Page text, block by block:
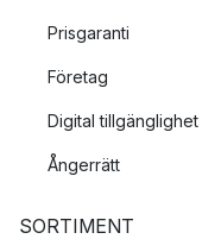
Prisgaranti
Företag
Digital tillgänglighet
Ångerrätt
SORTIMENT